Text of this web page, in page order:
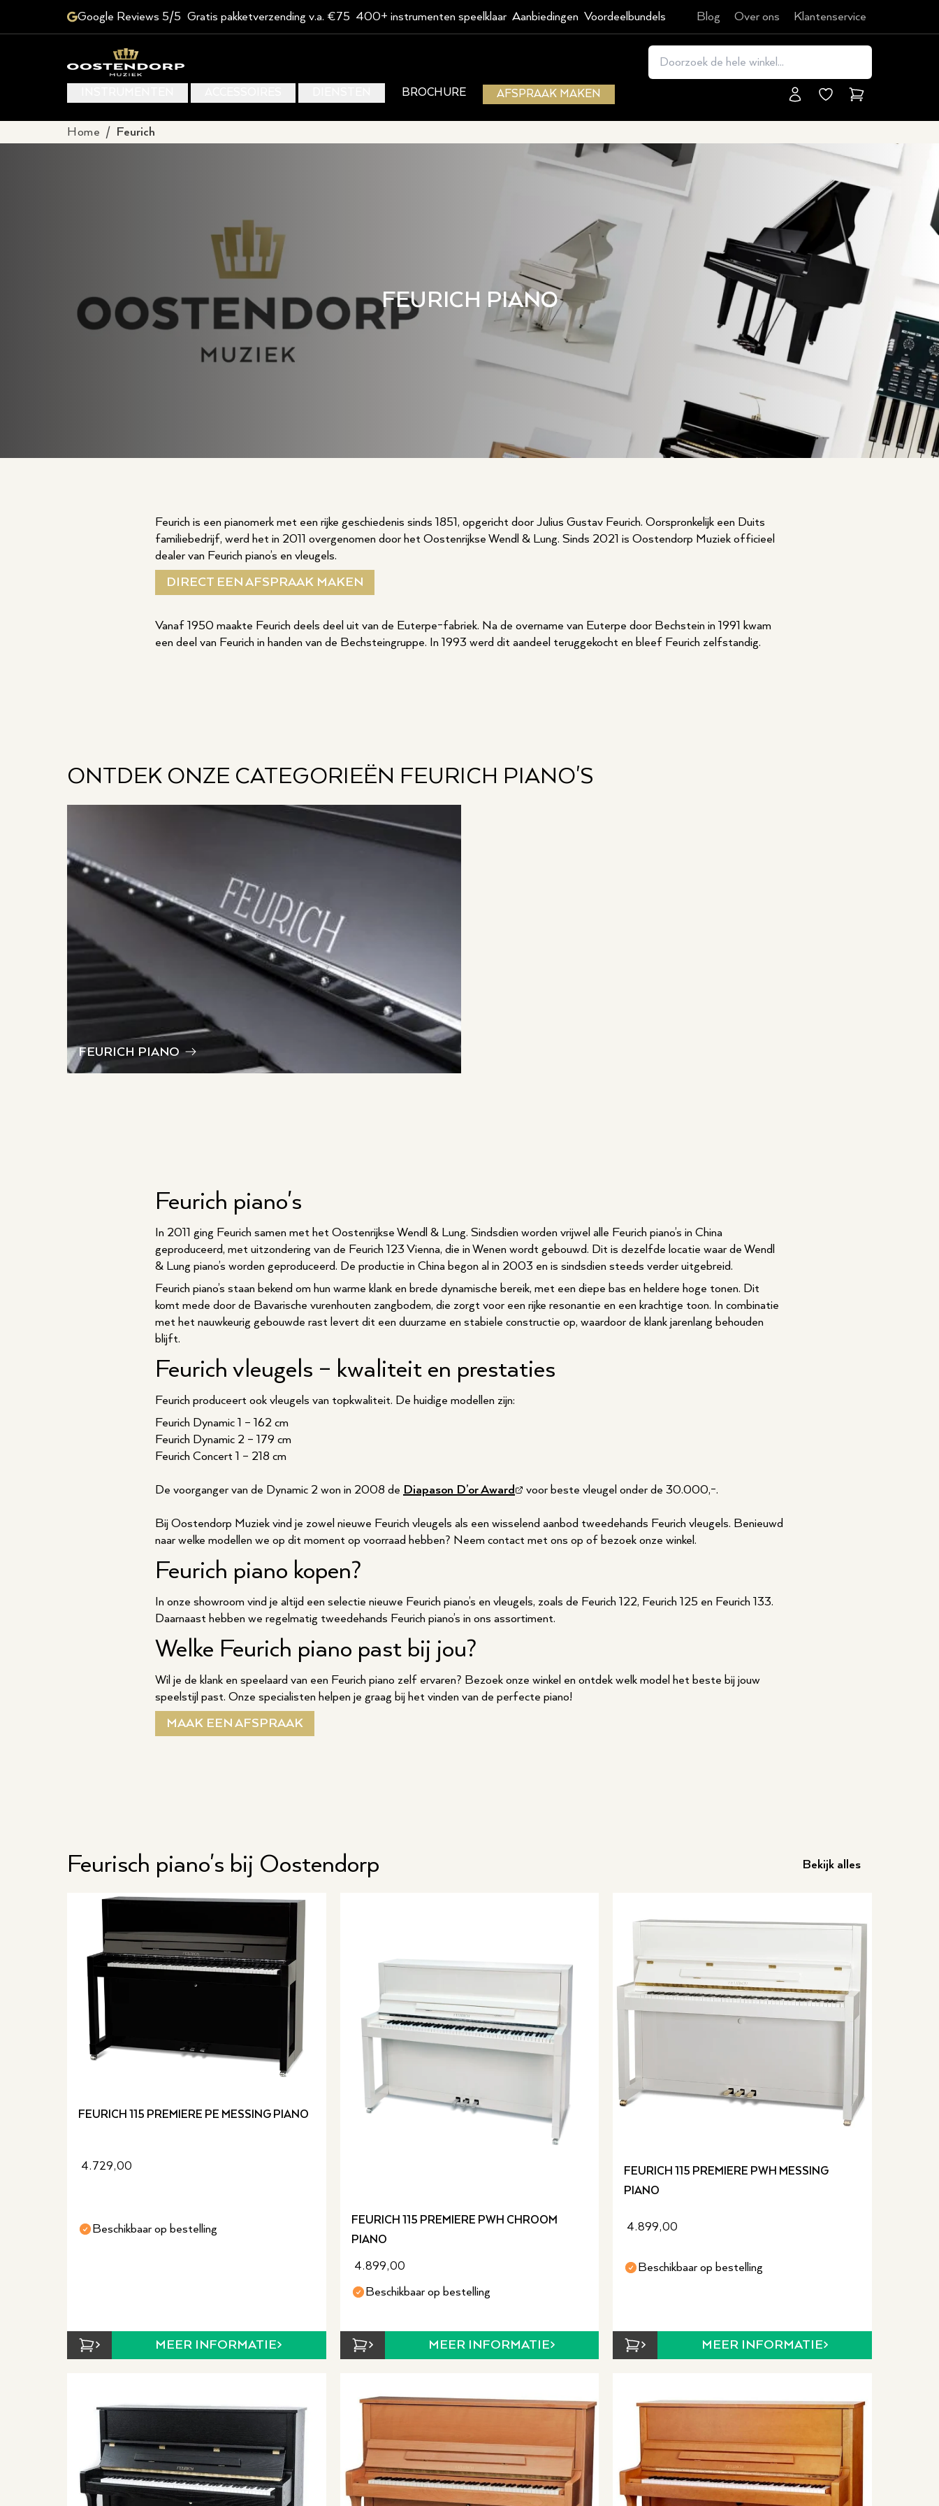
Google Reviews 5/5 Gratis pakketverzending v.a. €75 400+ instrumenten speelklaar Aanbiedingen Voordeelbundels Blog Over ons Klantenservice
BROCHURE AFSPRAAK MAKEN Winkelmand
Home / Feurich
FEURICH PIANO
Feurich is een pianomerk met een rijke geschiedenis sinds 1851, opgericht door Julius Gustav Feurich. Oorspronkelijk een Duits
familiebedrijf, werd het in 2011 overgenomen door het Oostenrijkse Wendl & Lung. Sinds 2021 is Oostendorp Muziek officieel
dealer van Feurich piano’s en vleugels.
DIRECT EEN AFSPRAAK MAKEN
Vanaf 1950 maakte Feurich deels deel uit van de Euterpe-fabriek. Na de overname van Euterpe door Bechstein in 1991 kwam
een deel van Feurich in handen van de Bechsteingruppe. In 1993 werd dit aandeel teruggekocht en bleef Feurich zelfstandig.
ONTDEK ONZE CATEGORIEËN FEURICH PIANO'S
FEURICH PIANO
Feurich piano's
In 2011 ging Feurich samen met het Oostenrijkse Wendl & Lung. Sindsdien worden vrijwel alle Feurich piano’s in China
geproduceerd, met uitzondering van de Feurich 123 Vienna, die in Wenen wordt gebouwd. Dit is dezelfde locatie waar de Wendl
& Lung piano’s worden geproduceerd. De productie in China begon al in 2003 en is sindsdien steeds verder uitgebreid.
Feurich piano’s staan bekend om hun warme klank en brede dynamische bereik, met een diepe bas en heldere hoge tonen. Dit
komt mede door de Bavarische vurenhouten zangbodem, die zorgt voor een rijke resonantie en een krachtige toon. In combinatie
met het nauwkeurig gebouwde rast levert dit een duurzame en stabiele constructie op, waardoor de klank jarenlang behouden
blijft.
Feurich vleugels – kwaliteit en prestaties
Feurich produceert ook vleugels van topkwaliteit. De huidige modellen zijn:
Feurich Dynamic 1 – 162 cm
Feurich Dynamic 2 – 179 cm
Feurich Concert 1 – 218 cm
De voorganger van de Dynamic 2 won in 2008 de Diapason D’or Award voor beste vleugel onder de 30.000,-.
Bij Oostendorp Muziek vind je zowel nieuwe Feurich vleugels als een wisselend aanbod tweedehands Feurich vleugels. Benieuwd
naar welke modellen we op dit moment op voorraad hebben? Neem contact met ons op of bezoek onze winkel.
Feurich piano kopen?
In onze showroom vind je altijd een selectie nieuwe Feurich piano’s en vleugels, zoals de Feurich 122, Feurich 125 en Feurich 133.
Daarnaast hebben we regelmatig tweedehands Feurich piano’s in ons assortiment.
Welke Feurich piano past bij jou?
Wil je de klank en speelaard van een Feurich piano zelf ervaren? Bezoek onze winkel en ontdek welk model het beste bij jouw
speelstijl past. Onze specialisten helpen je graag bij het vinden van de perfecte piano!
MAAK EEN AFSPRAAK
Feurisch piano's bij Oostendorp Bekijk alles
FEURICH 115 PREMIERE PE MESSING PIANO
4.729,00
Beschikbaar op bestelling
MEER INFORMATIE
FEURICH 115 PREMIERE PWH CHROOM
PIANO
4.899,00
Beschikbaar op bestelling
MEER INFORMATIE
FEURICH 115 PREMIERE PWH MESSING
PIANO
4.899,00
Beschikbaar op bestelling
MEER INFORMATIE